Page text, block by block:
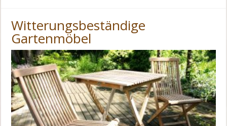
Witterungsbeständige
Gartenmöbel